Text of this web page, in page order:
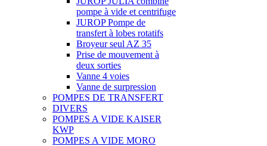
pompe à vide et centrifuge
JUROP Pompe de
transfert à lobes rotatifs
Broyeur seul AZ 35
Prise de mouvement à
deux sorties
Vanne 4 voies
Vanne de surpression
POMPES DE TRANSFERT
DIVERS
POMPES A VIDE KAISER
KWP
POMPES A VIDE MORO